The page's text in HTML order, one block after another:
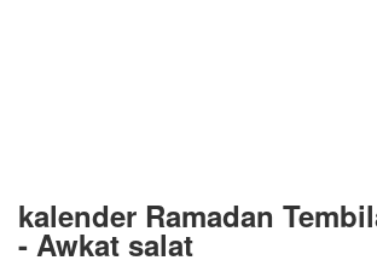
kalender Ramadan
- Awkat salat